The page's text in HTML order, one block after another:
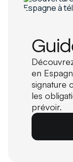
en
signature
les
prévoir.